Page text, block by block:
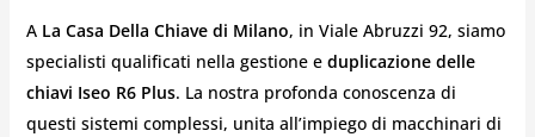
A La Casa Della Chiave di Milano, in Viale Abruzzi 92, siamo
specialisti qualificati nella gestione e duplicazione delle
chiavi Iseo R6 Plus. La nostra profonda conoscenza di
questi sistemi complessi, unita all’impiego di macchinari di